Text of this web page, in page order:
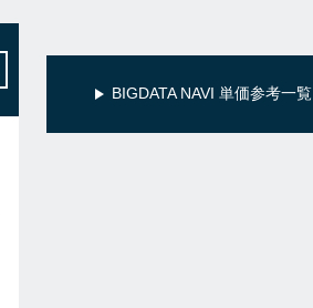
BIGDATA NAVI 単価参考一覧